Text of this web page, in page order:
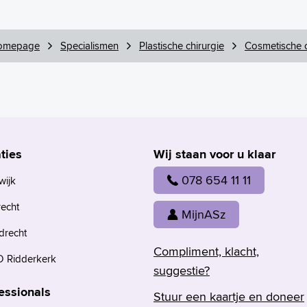
Specialismen Plastische chirurgie Cosmetische
Wij staan voor u klaar
078 654 11 11
MijnASz
Compliment, klacht,
suggestie?
Stuur een kaartje en doneer
Ridderkerk